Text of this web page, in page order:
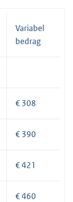
Variabel
bedrag
€ 308
€ 390
€ 421
€ 460